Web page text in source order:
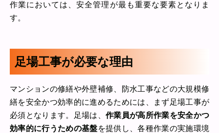
作業においては、安全管理が最も重要な要素となりま
す。
足場工事が必要な理由
マンションの修繕や外壁補修、防水工事などの大規模修
繕を安全かつ効率的に進めるためには、まず足場工事が
必須となります。足場は、 作業員が高所作業を安全かつ
効率的に行うための基盤を提供し、各種作業の実施環境